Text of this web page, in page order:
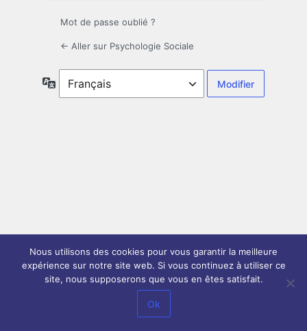
Mot de passe oublié ?
← Aller sur Psychologie Sociale
Langue
Nous utilisons des cookies pour vous garantir la meilleure
expérience sur notre site web. Si vous continuez à utiliser ce
site, nous supposerons que vous en êtes satisfait.
Ok